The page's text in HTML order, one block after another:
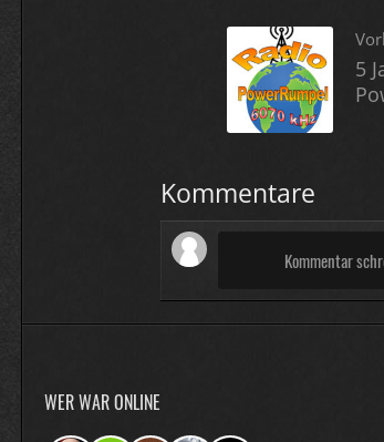
5
Kommentare
Kommentar
WER WAR ONLINE